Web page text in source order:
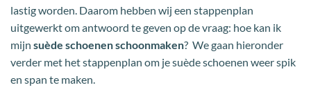
lastig worden. Daarom hebben wij een stappenplan
uitgewerkt om antwoord te geven op de vraag: hoe kan ik
mijn suède schoenen schoonmaken? We gaan hieronder
verder met het stappenplan om je suède schoenen weer spik
en span te maken.